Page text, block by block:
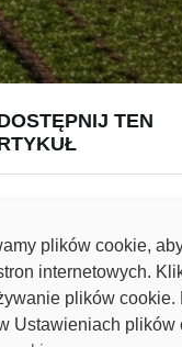
TEN
BLOGI
plików cookie,
internetowych.
plików cookie.
Ustawieniach plików